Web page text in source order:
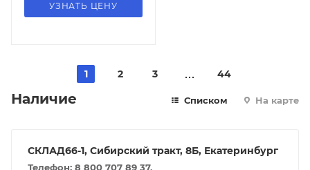
УЗНАТЬ ЦЕНУ
1 2 3 44
Наличие Списком На карте
СКЛАД66-1, Сибирский тракт, 8Б, Екатеринбург
Телефон: 8 800 707 89 37,